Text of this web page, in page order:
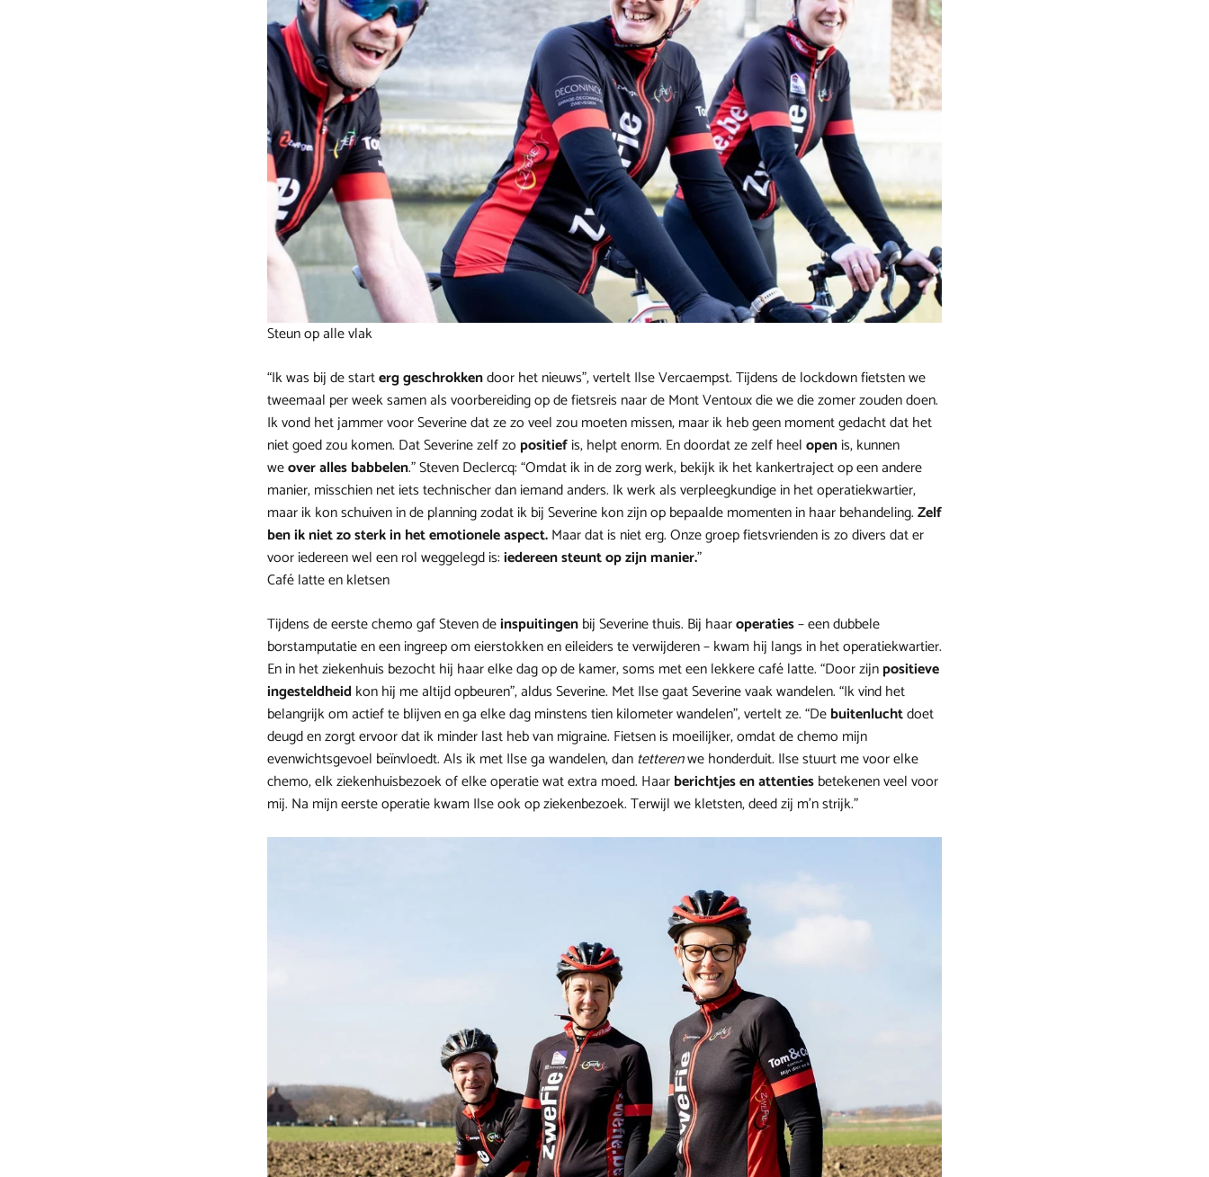
Steun op alle vlak
“Ik was bij de starterg geschrokkendoor het nieuws”, vertelt Ilse Vercaempst. Tijdens de lockdown fietsten we
tweemaal per week samen als voorbereiding op de fietsreis naar de Mont Ventoux die we die zomer zouden doen.
Ik vond het jammer voor Severine dat ze zo veel zou moeten missen, maar ik heb geen moment gedacht dat het
niet goed zou komen. Dat Severine zelf zo positiefis, helpt enorm. En doordat ze zelf heelopenis, kunnen
weover alles babbelen.” Steven Declercq: “Omdat ik in de zorg werk, bekijk ik het kankertraject op een andere
manier, misschien net iets technischer dan iemand anders. Ik werk als verpleegkundige in het operatiekwartier,
maar ik kon schuiven in de planning zodat ik bij Severine kon zijn op bepaalde momenten in haar behandeling.Zelf
ben ik niet zo sterk in het emotionele aspect.Maar dat is niet erg. Onze groep fietsvrienden is zo divers dat er
voor iedereen wel een rol weggelegd is:iedereen steunt op zijn manier.”
Café latte en kletsen
Tijdens de eerste chemo gaf Steven deinspuitingenbij Severine thuis. Bij haaroperaties– een dubbele
borstamputatie en een ingreep om eierstokken en eileiders te verwijderen – kwam hij langs in het operatiekwartier.
En in het ziekenhuis bezocht hij haar elke dag op de kamer, soms met een lekkere café latte. “Door zijnpositieve
ingesteldheidkon hij me altijd opbeuren”, aldus Severine. Met Ilse gaat Severine vaak wandelen. “Ik vind het
belangrijk om actief te blijven en ga elke dag minstens tien kilometer wandelen”, vertelt ze. “Debuitenluchtdoet
deugd en zorgt ervoor dat ik minder last heb van migraine. Fietsen is moeilijker, omdat de chemo mijn
evenwichtsgevoel beïnvloedt. Als ik met Ilse ga wandelen, dantetterenwe honderduit. Ilse stuurt me voor elke
chemo, elk ziekenhuisbezoek of elke operatie wat extra moed. Haarberichtjes en attentiesbetekenen veel voor
mij. Na mijn eerste operatie kwam Ilse ook op ziekenbezoek. Terwijl we kletsten, deed zij m’n strijk.”